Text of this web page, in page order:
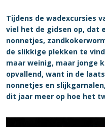
Tijdens de wadexcursies
viel het de gidsen op, dat
nonnetjes,
de slikkige plekken te
maar weinig, maar jonge
opvallend, want in de
nonnetjes en
dit jaar meer op hoe het